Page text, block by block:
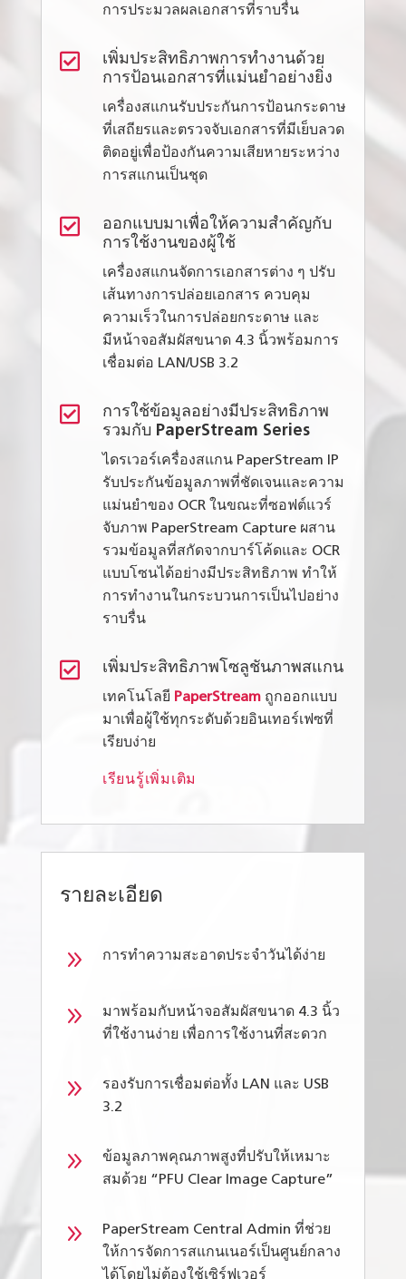
การประมวลผลเอกสารที่ราบรื่น

เพิ่มประสิทธิภาพการทำงานด้วย
การป้อนเอกสารที่แม่นยำอย่างยิ่ง
เครื่องสแกนรับประกันการป้อนกระดาษ
ที่เสถียรและตรวจจับเอกสารที่มีเย็บลวด
ติดอยู่เพื่อป้องกันความเสียหายระหว่าง
การสแกนเป็นชุด

ออกแบบมาเพื่อให้ความสำคัญกับ
การใช้งานของผู้ใช้
เครื่องสแกนจัดการเอกสารต่าง ๆ ปรับ
เส้นทางการปล่อยเอกสาร ควบคุม
ความเร็วในการปล่อยกระดาษ และ
มีหน้าจอสัมผัสขนาด 4.3 นิ้วพร้อมการ
เชื่อมต่อ LAN/USB 3.2

การใช้ข้อมูลอย่างมีประสิทธิภาพ
รวมกับ PaperStream Series
ไดรเวอร์เครื่องสแกน PaperStream IP
รับประกันข้อมูลภาพที่ชัดเจนและความ
แม่นยำของ OCR ในขณะที่ซอฟต์แวร์
จับภาพ PaperStream Capture ผสาน
รวมข้อมูลที่สกัดจากบาร์โค้ดและ OCR
แบบโซนได้อย่างมีประสิทธิภาพ ทำให้
การทำงานในกระบวนการเป็นไปอย่าง
ราบรื่น
 เพิ่มประสิทธิภาพโซลูชันภาพสแกน
เทคโนโลยี PaperStreamถูกออกแบบ
มาเพื่อผู้ใช้ทุกระดับด้วยอินเทอร์เฟซที่
เรียบง่าย
เรียนรู้เพิ่มเติม
รายละเอียด
9 การทำความสะอาดประจำวันได้ง่าย
9
มาพร้อมกับหน้าจอสัมผัสขนาด 4.3 นิ้ว
ที่ใช้งานง่าย เพื่อการใช้งานที่สะดวก
9
รองรับการเชื่อมต่อทั้ง LAN และ USB
3.2
9
ข้อมูลภาพคุณภาพสูงที่ปรับให้เหมาะ
สมด้วย “PFU Clear Image Capture”
9 PaperStream Central Admin ที่ช่วย
ให้การจัดการสแกนเนอร์เป็นศูนย์กลาง
ได้โดยไม่ต้องใช้เซิร์ฟเวอร์